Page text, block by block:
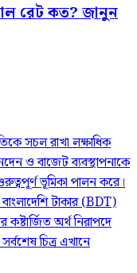
রেট কত? জানুন
সচল রাখা লক্ষাধিক
ও বাজেট ব্যবস্থাপনাকে
ভূমিকা পালন করে।
টাকার (BDT)
কষ্টার্জিত অর্থ নিরাপদে
চিত্র এখানে